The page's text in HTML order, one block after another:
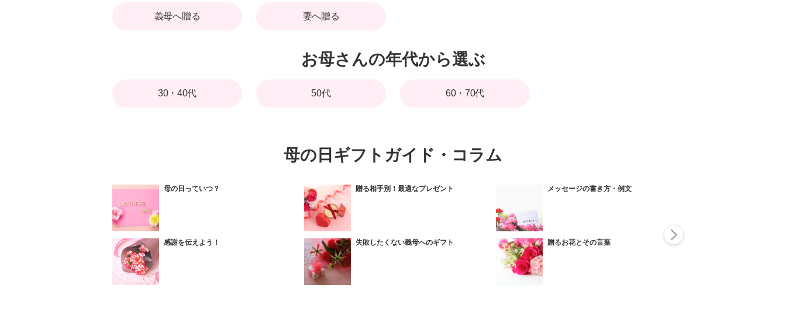
義母へ贈る 妻へ贈る
お母さんの年代から選ぶ
30・40代 50代 60・70代
母の日ギフトガイド・コラム
母の日っていつ？
感謝を伝えよう！
贈る相手別！最適なプレゼント
失敗したくない義母へのギフト
メッセージの書き方・例文
贈るお花とその言葉